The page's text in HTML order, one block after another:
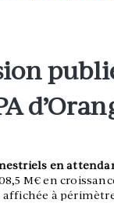
en
M€ en
affichée à